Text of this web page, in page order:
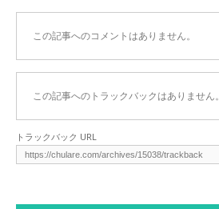
この記事へのコメントはありません。
この記事へのトラックバックはありません。
トラックバック URL